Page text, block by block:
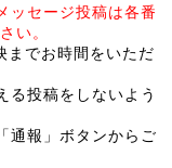
ッセージ投稿は各番
い。
までお時間をいただ
る投稿をしないよう
通報」ボタンからご